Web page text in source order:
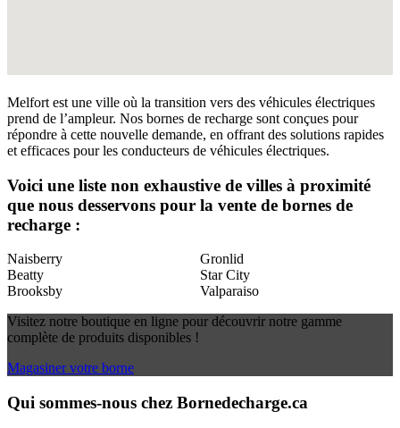
Melfort est une ville où la transition vers des véhicules électriques
prend de l’ampleur. Nos bornes de recharge sont conçues pour
répondre à cette nouvelle demande, en offrant des solutions rapides
et efficaces pour les conducteurs de véhicules électriques.
Voici une liste non exhaustive de villes à proximité
que nous desservons pour la vente de bornes de
recharge :
Naisberry
Gronlid
Beatty
Star City
Brooksby
Valparaiso
Visitez notre boutique en ligne pour découvrir notre gamme
complète de produits disponibles !
Magasiner votre borne
Qui sommes-nous chez Bornedecharge.ca